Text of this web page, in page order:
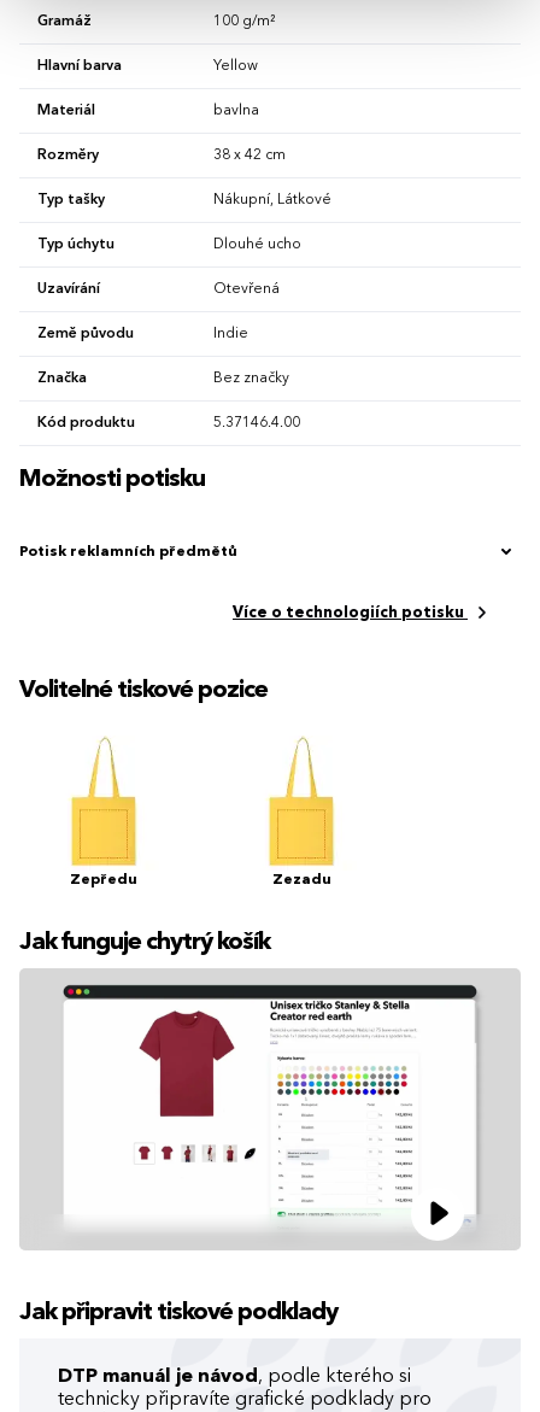
Gramáž 100 g/m²
Hlavní barva Yellow
Materiál bavlna
Rozměry 38 x 42 cm
Typ tašky Nákupní, Látkové
Typ úchytu Dlouhé ucho
Uzavírání Otevřená
Země původu Indie
Značka Bez značky
Kód produktu 5.37146.4.00
Možnosti potisku
Potisk reklamních předmětů
Více o technologiích potisku
Volitelné tiskové pozice
Zepředu Zezadu
Jak funguje chytrý košík
Jak připravit tiskové podklady
DTP manuál je návod , podle kterého si
technicky připravíte grafické podklady pro